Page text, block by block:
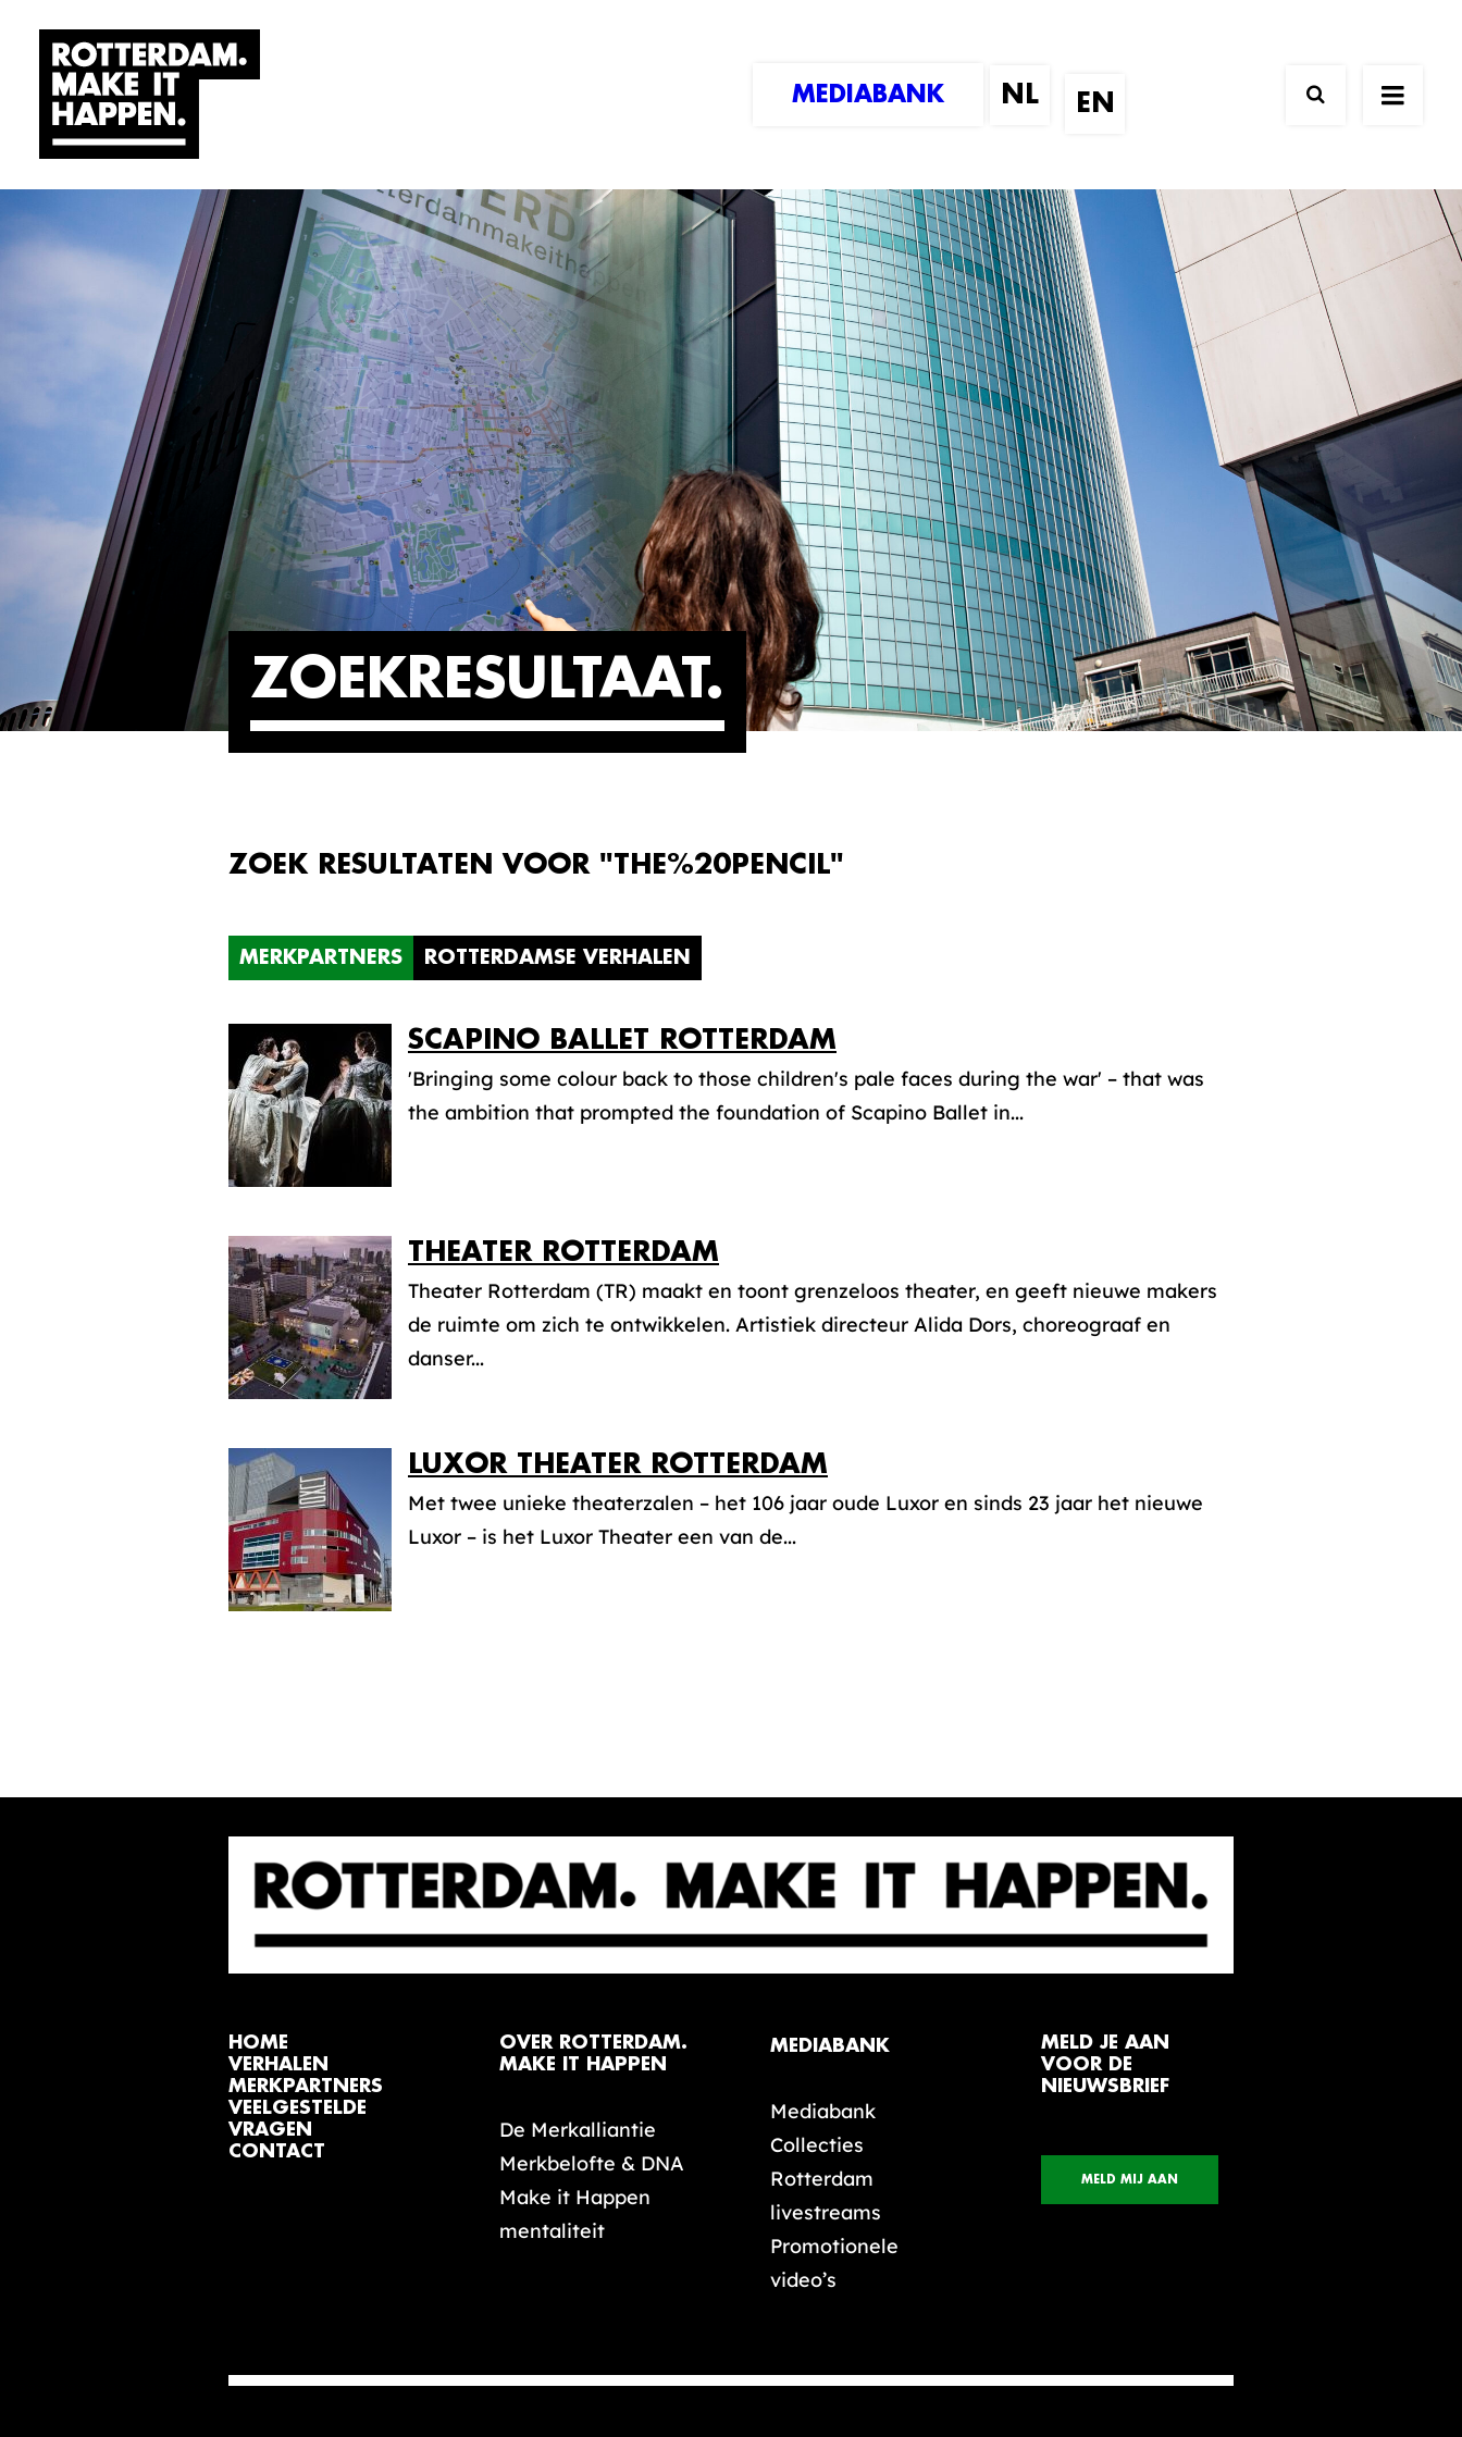
MEDIABANK
ZOEKRESULTAAT
ZOEK RESULTATEN VOOR "THE%20PENCIL"
MERKPARTNERS ROTTERDAMSE VERHALEN
SCAPINO BALLET ROTTERDAM
'Bringing some colour back to those children's pale faces during the war' – that was
the ambition that prompted the foundation of Scapino Ballet in...
THEATER ROTTERDAM
Theater Rotterdam (TR) maakt en toont grenzeloos theater, en geeft nieuwe makers
de ruimte om zich te ontwikkelen. Artistiek directeur Alida Dors, choreograaf en
danser...
LUXOR THEATER ROTTERDAM
Met twee unieke theaterzalen – het 106 jaar oude Luxor en sinds 23 jaar het nieuwe
Luxor – is het Luxor Theater een van de...
HOME
VERHALEN
MERKPARTNERS
VEELGESTELDE
VRAGEN
CONTACT
OVER ROTTERDAM.
MAKE IT HAPPEN
De Merkalliantie
Merkbelofte & DNA
Make it Happen
mentaliteit
MEDIABANK
Mediabank
Collecties
Rotterdam
livestreams
Promotionele
video’s
MELD JE AAN
VOOR DE
NIEUWSBRIEF
MELD MIJ AAN